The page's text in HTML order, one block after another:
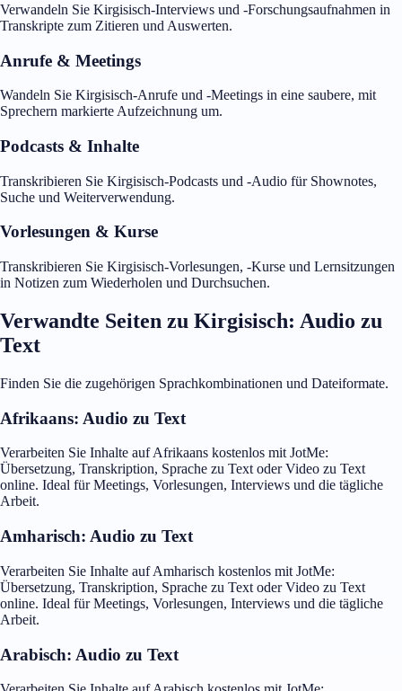
Verwandeln Sie Kirgisisch-Interviews und -Forschungsaufnahmen in
Transkripte zum Zitieren und Auswerten.
Anrufe & Meetings
Wandeln Sie Kirgisisch-Anrufe und -Meetings in eine saubere, mit
Sprechern markierte Aufzeichnung um.
Podcasts & Inhalte
Transkribieren Sie Kirgisisch-Podcasts und -Audio für Shownotes,
Suche und Weiterverwendung.
Vorlesungen & Kurse
Transkribieren Sie Kirgisisch-Vorlesungen, -Kurse und Lernsitzungen
in Notizen zum Wiederholen und Durchsuchen.
Verwandte Seiten zu Kirgisisch: Audio zu
Text
Finden Sie die zugehörigen Sprachkombinationen und Dateiformate.
Afrikaans: Audio zu Text
Verarbeiten Sie Inhalte auf Afrikaans kostenlos mit JotMe:
Übersetzung, Transkription, Sprache zu Text oder Video zu Text
online. Ideal für Meetings, Vorlesungen, Interviews und die tägliche
Arbeit.
Amharisch: Audio zu Text
Verarbeiten Sie Inhalte auf Amharisch kostenlos mit JotMe:
Übersetzung, Transkription, Sprache zu Text oder Video zu Text
online. Ideal für Meetings, Vorlesungen, Interviews und die tägliche
Arbeit.
Arabisch: Audio zu Text